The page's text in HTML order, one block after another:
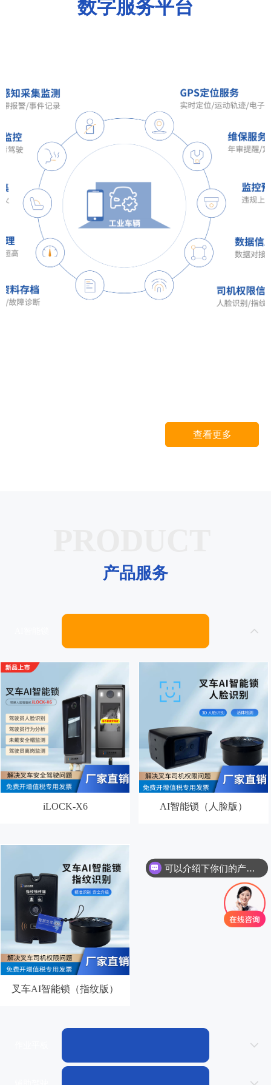
查看更多
产品服务
iLOCK-X6 AI智能锁（人脸版）
叉车AI智能锁（指纹版）
数字服务平台
你们是怎么收费的呢？